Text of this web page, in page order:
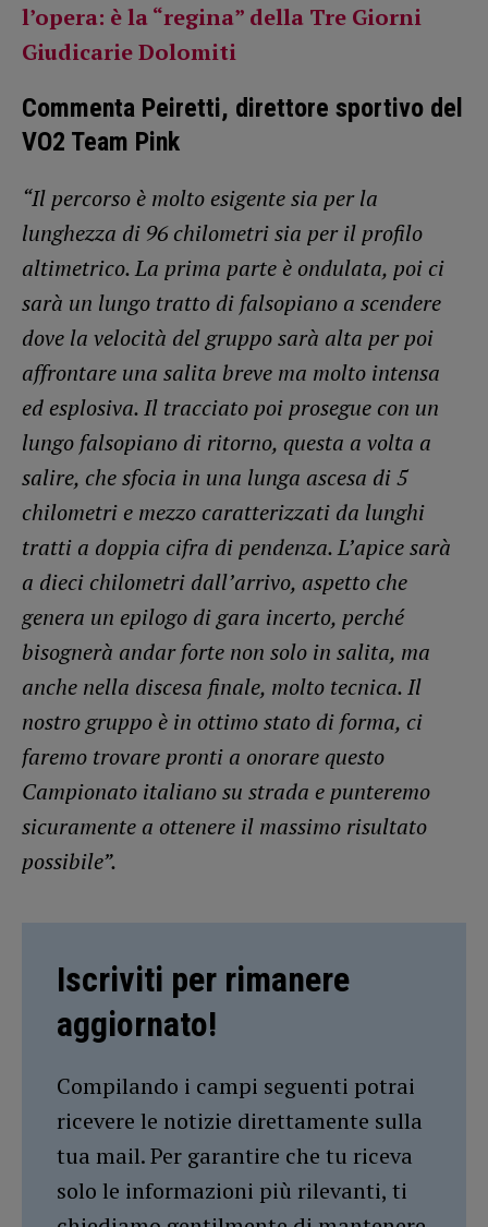
l’opera: è la “regina” della Tre Giorni
Giudicarie Dolomiti
Commenta Peiretti, direttore sportivo del
VO2 Team Pink
“Il percorso è molto esigente sia per la
lunghezza di 96 chilometri sia per il profilo
altimetrico. La prima parte è ondulata, poi ci
sarà un lungo tratto di falsopiano a scendere
dove la velocità del gruppo sarà alta per poi
affrontare una salita breve ma molto intensa
ed esplosiva. Il tracciato poi prosegue con un
lungo falsopiano di ritorno, questa a volta a
salire, che sfocia in una lunga ascesa di 5
chilometri e mezzo caratterizzati da lunghi
tratti a doppia cifra di pendenza. L’apice sarà
a dieci chilometri dall’arrivo, aspetto che
genera un epilogo di gara incerto, perché
bisognerà andar forte non solo in salita, ma
anche nella discesa finale, molto tecnica. Il
nostro gruppo è in ottimo stato di forma, ci
faremo trovare pronti a onorare questo
Campionato italiano su strada e punteremo
sicuramente a ottenere il massimo risultato
possibile”.
Iscriviti per rimanere
aggiornato!
Compilando i campi seguenti potrai
ricevere le notizie direttamente sulla
tua mail. Per garantire che tu riceva
solo le informazioni più rilevanti, ti